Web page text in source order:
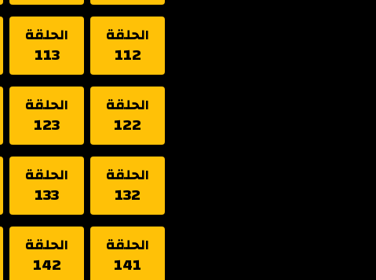
الحلقة
112
الحلقة
113
الحلقة
122
الحلقة
123
الحلقة
132
الحلقة
133
الحلقة
141
الحلقة
142